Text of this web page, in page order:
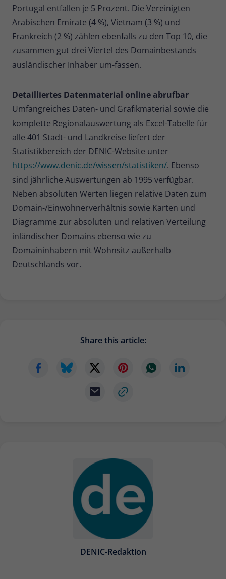
Portugal entfallen je 5 Prozent. Die Vereinigten
Arabischen Emirate (4 %), Vietnam (3 %) und
Frankreich (2 %) zählen ebenfalls zu den Top 10, die
zusammen gut drei Viertel des Domainbestands
ausländischer Inhaber um-fassen.
Detailliertes Datenmaterial online abrufbar
Umfangreiches Daten- und Grafikmaterial sowie die
komplette Regionalauswertung als Excel-Tabelle für
alle 401 Stadt- und Landkreise liefert der
Statistikbereich der DENIC-Website unter
https://www.denic.de/wissen/statistiken/. Ebenso
sind jährliche Auswertungen ab 1995 verfügbar.
Neben absoluten Werten liegen relative Daten zum
Domain-/Einwohnerverhältnis sowie Karten und
Diagramme zur absoluten und relativen Verteilung
inländischer Domains ebenso wie zu
Domaininhabern mit Wohnsitz außerhalb
Deutschlands vor.
Share this article:
DENIC-Redaktion